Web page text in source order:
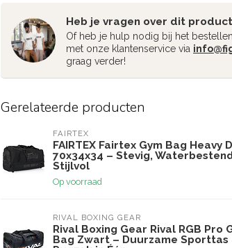
Heb je vragen over dit
Of heb je hulp nodig bij het
met onze klantenservice via
graag verder!
Gerelateerde producten
FAIRTEX
FAIRTEX Fairtex Gym Bag Heavy
70x34x34 – Stevig,
Stijlvol
Op voorraad
RIVAL BOXING GEAR
Rival Boxing Gear Rival RGB Pro
Bag Zwart – Duurzame Sporttas